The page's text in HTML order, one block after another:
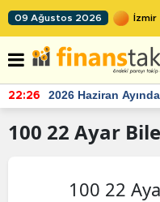
09 Ağustos 2026
22:26 2026 Haziran
100 22 Ayar
100 22